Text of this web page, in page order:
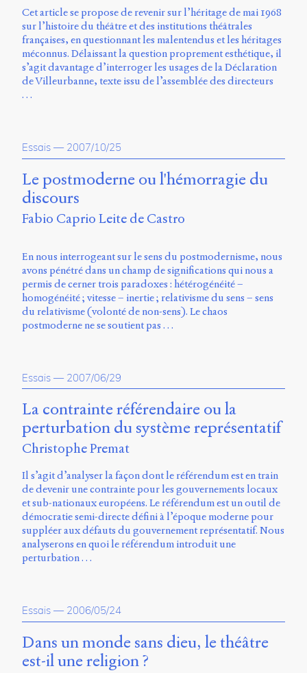
Typographies
Jannon
de
Storm
Type
Foundry
Vernon
Adams.
Ce
site
par
Julie
Blanc,
Maxime
Bouton,
Jérémy
Greis,
Guicherd,
Servanne
Monjour,
Nicolas
et
Marcello
Vitali-
Rosati,
de
2018
Cet article se propose de revenir sur l’héritage de mai 1968
sur l’histoire du théâtre et des institutions théâtrales
françaises, en questionnant les malentendus et les héritages
méconnus. Délaissant la question proprement esthétique, il
s’agit davantage d’interroger les usages de la Déclaration
de Villeurbanne, texte issu de l’assemblée des directeurs
…
Essais — 2007/10/25
Le postmoderne ou l'hémorragie du
discours
Fabio Caprio Leite de Castro
En nous interrogeant sur le sens du postmodernisme, nous
avons pénétré dans un champ de significations qui nous a
permis de cerner trois paradoxes : hétérogénéité –
homogénéité ; vitesse – inertie ; relativisme du sens – sens
du relativisme (volonté de non-sens). Le chaos
postmoderne ne se soutient pas …
Essais — 2007/06/29
La contrainte référendaire ou la
perturbation du système représentatif
Christophe Premat
Il s’agit d’analyser la façon dont le référendum est en train
de devenir une contrainte pour les gouvernements locaux
et sub-nationaux européens. Le référendum est un outil de
démocratie semi-directe défini à l’époque moderne pour
suppléer aux défauts du gouvernement représentatif. Nous
analyserons en quoi le référendum introduit une
perturbation …
Essais — 2006/05/24
Dans un monde sans dieu, le théâtre
est-il une religion ?